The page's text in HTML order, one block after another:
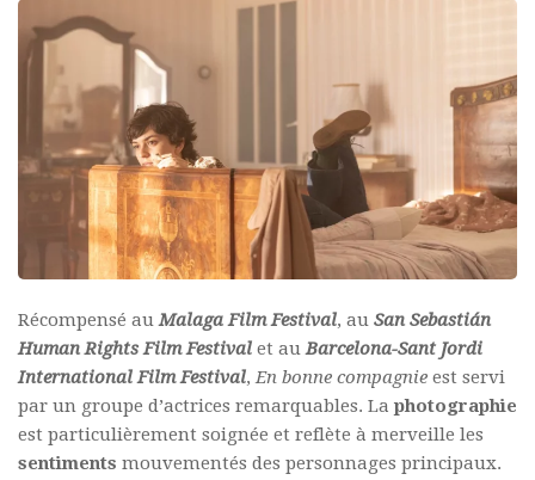
Récompensé auMalaga Film Festival, au San Sebastián
Human Rights Film Festival et auBarcelona-Sant Jordi
International Film Festival,En bonne compagnie est servi
par un groupe d’actrices remarquables. La photographie
est particulièrement soignée et reflète à merveille les
sentiments mouvementés des personnages principaux.